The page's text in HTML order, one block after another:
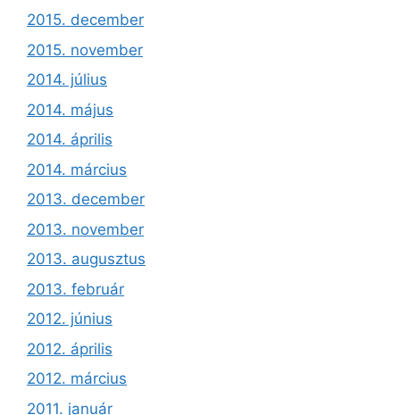
2015. december
2015. november
2014. július
2014. május
2014. április
2014. március
2013. december
2013. november
2013. augusztus
2013. február
2012. június
2012. április
2012. március
2011. január